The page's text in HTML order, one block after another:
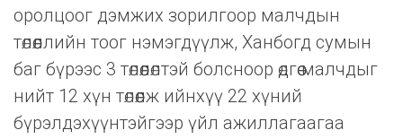
оролцоог дэмжих зорилгоор малчдын
төлөөллийн тоог нэмэгдүүлж, Ханбогд сумын
баг бүрээс 3 төлөөлөлтэй болсноор өдгөө малчдыг
нийт 12 хүн төлөөлж ийнхүү 22 хүний
бүрэлдэхүүнтэйгээр үйл ажиллагаагаа